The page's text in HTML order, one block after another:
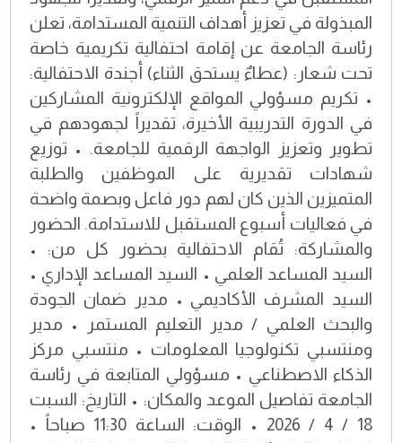
المبذولة في تعزيز أهداف التنمية المستدامة، تعلن
رئاسة الجامعة عن إقامة احتفالية تكريمية خاصة
تحت شعار: (عطاءٌ يستحق الثناء) أجندة الاحتفالية:
• تكريم مسؤولي المواقع الإلكترونية المشاركين
في الدورة التدريبية الأخيرة، تقديراً لجهودهم في
تطوير وتعزيز الواجهة الرقمية للجامعة. • توزيع
شهادات تقديرية على الموظفين والطلبة
المتميزين الذين كان لهم دور فاعل وبصمة واضحة
في فعاليات أسبوع المستقبل للاستدامة. الحضور
والمشاركة: تُقام الاحتفالية بحضور كل من: •
السيد المساعد العلمي • السيد المساعد الإداري •
السيد المشرف الأكاديمي • مدير ضمان الجودة
والبحث العلمي / مدير التعليم المستمر • مدير
ومنتسبي تكنولوجيا المعلومات • منتسبي مركز
الذكاء الاصطناعي • مسؤولي المتابعة في رئاسة
الجامعة تفاصيل الموعد والمكان: • التاريخ: السبت
18 / 4 / 2026 • الوقت: الساعة 11:30 صباحاً •